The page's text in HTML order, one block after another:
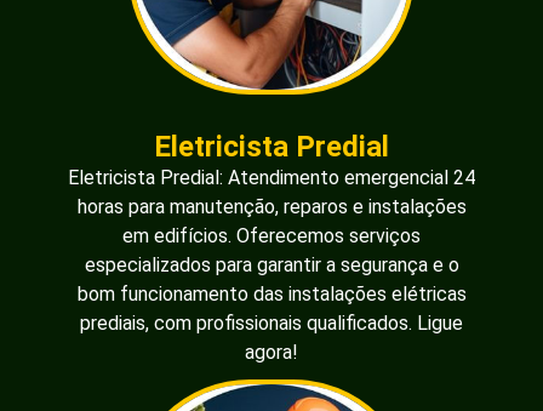
Eletricista Predial
Eletricista Predial: Atendimento emergencial 24
horas para manutenção, reparos e instalações
em edifícios. Oferecemos serviços
especializados para garantir a segurança e o
bom funcionamento das instalações elétricas
prediais, com profissionais qualificados. Ligue
agora!